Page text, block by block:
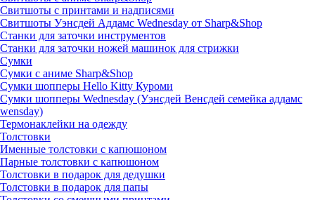
Свитшоты с принтами и надписями
Свитшоты Уэнсдей Аддамс Wednesday от Sharp&Shop
Станки для заточки инструментов
Станки для заточки ножей машинок для стрижки
Сумки
Сумки с аниме Sharp&Shop
Сумки шопперы Hello Kitty Куроми
Сумки шопперы Wednesday (Уэнсдей Венсдей семейка аддамс
wensday)
Термонаклейки на одежду
Толстовки
Именные толстовки с капюшоном
Парные толстовки с капюшоном
Толстовки в подарок для дедушки
Толстовки в подарок для папы